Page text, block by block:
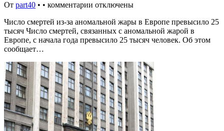
От part40 • • комментарии отключены
Число смертей из-за аномальной жары в Европе превысило 25
тысяч Число смертей, связанных с аномальной жарой в
Европе, с начала года превысило 25 тысяч человек. Об этом
сообщает…